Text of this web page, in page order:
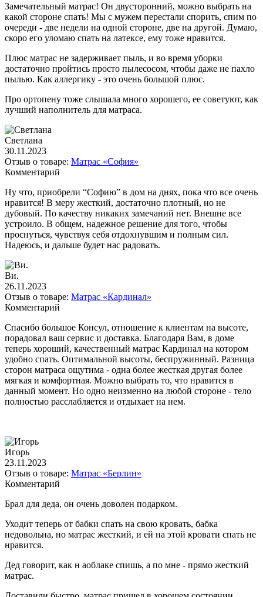
Замечательный матрас! Он двусторонний, можно выбрать на
какой стороне спать! Мы с мужем перестали спорить, спим по
очереди - две недели на одной стороне, две на другой. Думаю,
скоро его уломаю спать на латексе, ему тоже нравится.
Плюс матрас не задерживает пыль, и во время уборки
достаточно пройтись просто пылесосом, чтобы даже не пахло
пылью. Как аллергику - это очень большой плюс.
Про ортопену тоже слышала много хорошего, ее советуют, как
лучший наполнитель для матраса.
Светлана
30.11.2023
Отзыв о товаре: Матрас «София»
Комментарий
Ну что, приобрели “Софию” в дом на днях, пока что все очень
нравится! В меру жесткий, достаточно плотный, но не
дубовый. По качеству никаких замечаний нет. Внешне все
устроило. В общем, надежное решение для того, чтобы
проснуться, чувствуя себя отдохнувшим и полным сил.
Надеюсь, и дальше будет нас радовать.
Ви.
26.11.2023
Отзыв о товаре: Матрас «Кардинал»
Комментарий
Спасибо большое Консул, отношение к клиентам на высоте,
порадовал ваш сервис и доставка. Благодаря Вам, в доме
теперь хороший, качественный матрас Кардинал на котором
удобно спать. Оптимальной высоты, беспружинный. Разница
сторон матраса ощутима - одна более жесткая другая более
мягкая и комфортная. Можно выбрать то, что нравится в
данный момент. Но одно неизменно на любой стороне - тело
полностью расслабляется и отдыхает на нем.
Игорь
23.11.2023
Отзыв о товаре: Матрас «Берлин»
Комментарий
Брал для деда, он очень доволен подарком.
Уходит теперь от бабки спать на свою кровать, бабка
недовольна, но матрас жесткий, и ей на этой кровати спать не
нравится.
Дед говорит, как н аоблаке спишь, а по мне - прямо жесткий
матрас.